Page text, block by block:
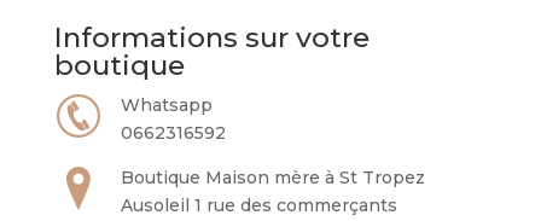
Informations sur votre
boutique
Whatsapp
0662316592
Boutique Maison mère à St Tropez
Ausoleil 1 rue des commerçants